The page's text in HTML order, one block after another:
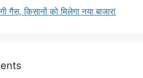
गैस, किसानों को मिलेगा नया बाजार!